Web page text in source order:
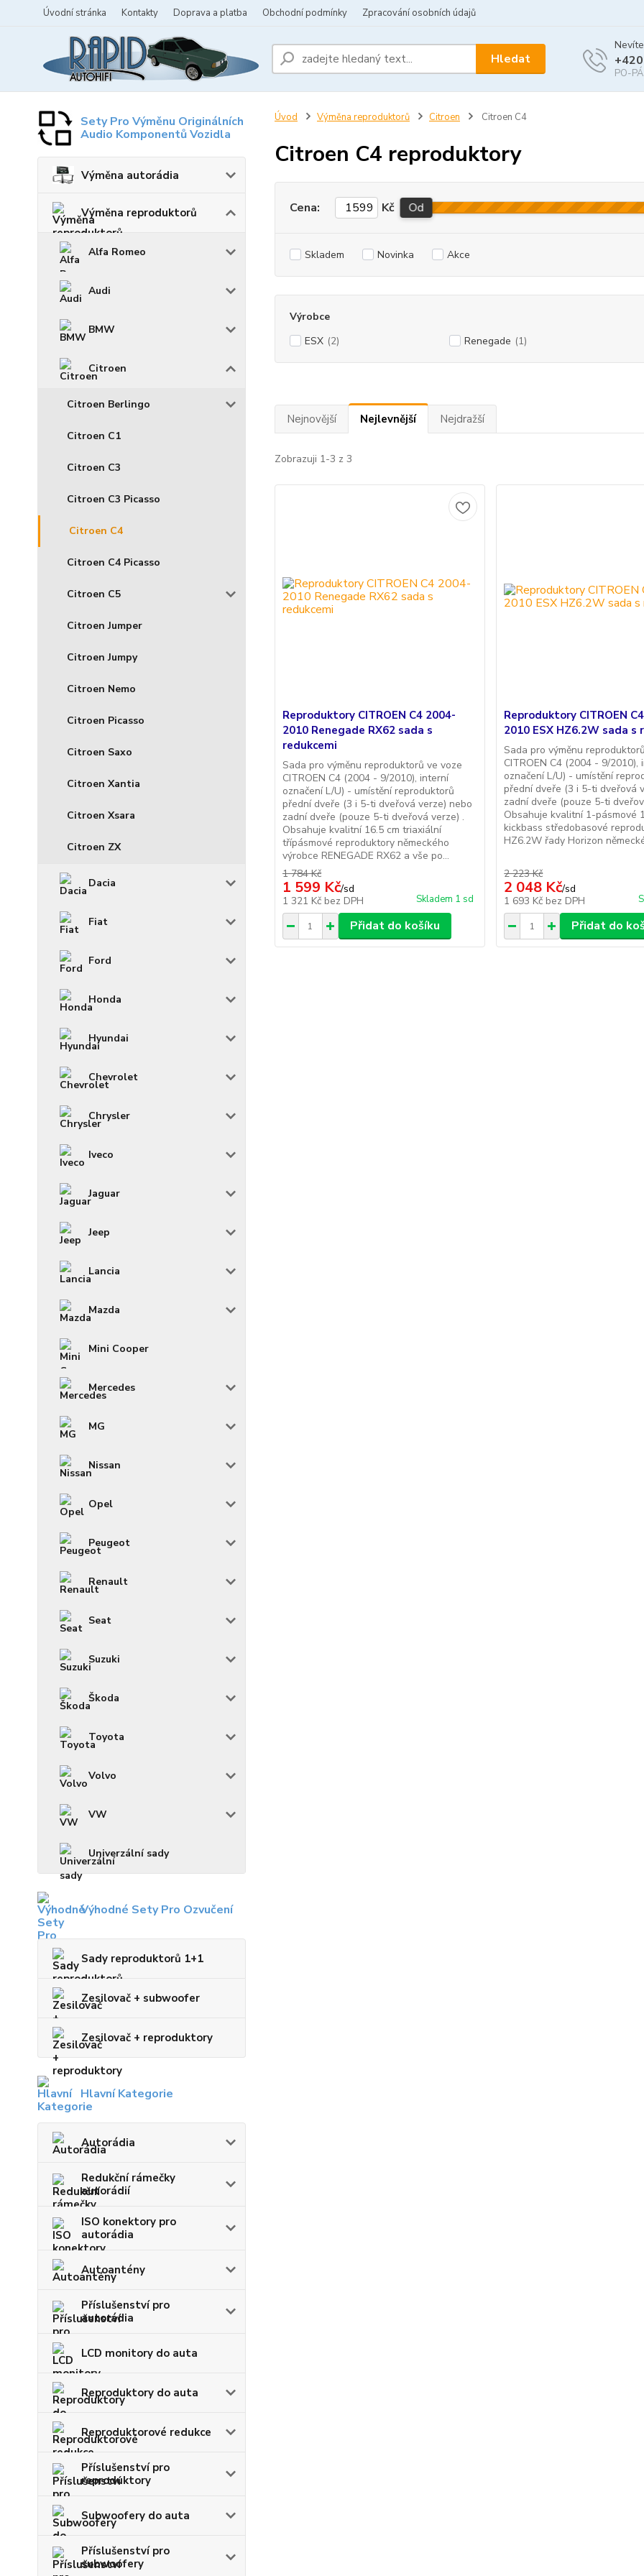
Úvodní stránka Kontakty Doprava a platba Obchodní podmínky Zpracování osobních údajů
Hledat
PO-
Sety Pro Výměnu Originálních
Audio Komponentů Vozidla
Výměna autorádia
Výměna reproduktorů
Alfa Romeo
Audi
BMW
Citroen
Citroen Berlingo
Citroen C1
Citroen C3
Citroen C3 Picasso
Citroen C4
Citroen C4 Picasso
Citroen C5
Citroen Jumper
Citroen Jumpy
Citroen Nemo
Citroen Picasso
Citroen Saxo
Citroen Xantia
Citroen Xsara
Citroen ZX
Dacia
Fiat
Ford
Honda
Hyundai
Chevrolet
Chrysler
Iveco
Jaguar
Jeep
Lancia
Mazda
Mini Cooper
Mercedes
MG
Nissan
Opel
Peugeot
Renault
Seat
Suzuki
Škoda
Toyota
Volvo
VW
Univerzální sady
Výhodné Sety Pro Ozvučení
Sady reproduktorů 1+1
Zesilovač + subwoofer
Zesilovač + reproduktory
Hlavní Kategorie
Autorádia
Redukční rámečky
autorádií
ISO konektory pro
autorádia
Autoantény
Příslušenství pro
autorádia
LCD monitory do auta
Reproduktory do auta
Reproduktorové redukce
Příslušenství pro
reproduktory
Subwoofery do auta
Příslušenství pro
subwoofery
Úvod Výměna reproduktorů Citroen Citroen C4
Citroen C4 reproduktory
Cena: Kč Od
Skladem Novinka Akce
Výrobce
ESX (2) Renegade (1)
Nejnovější Nejlevnější Nejdražší
Zobrazuji 1-3 z 3
Reproduktory CITROEN C4 2004-
2010 Renegade RX62 sada s
redukcemi
Sada pro výměnu reproduktorů ve voze
CITROEN C4 (2004 - 9/2010), interní
označení L/U) - umístění reproduktorů
přední dveře (3 i 5-ti dveřová verze) nebo
zadní dveře (pouze 5-ti dveřová verze) .
Obsahuje kvalitní 16.5 cm triaxiální
třípásmové reproduktory německého
výrobce RENEGADE RX62 a vše po...
1 784 Kč
1 599 Kč/sd
1 321 Kč bez DPH Skladem 1 sd
Přidat do košíku
Reproduktory CITROEN
2010 ESX HZ6.2W sada s
Sada pro výměnu
CITROEN C4 (2004 - 9/2010),
označení L/U) - umístění
přední dveře (3 i 5-ti dveřová
zadní dveře (pouze 5-ti
Obsahuje kvalitní 1-pásmové
kickbass středobasové
HZ6.2W řady Horizon
2 223 Kč
2 048 Kč/sd
1 693 Kč bez DPH
Přidat do